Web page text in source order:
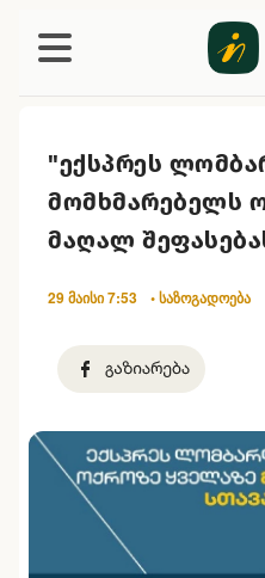
"ექსპრეს
მომხმარებელს
მაღალ
29 მაისი 7:53 • საზოგადოება